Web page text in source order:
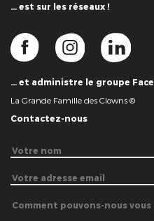
… est sur les réseaux !
… et administre le groupe
La Grande Famille des Clowns ©
Contactez-nous